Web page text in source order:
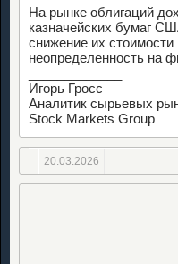
На рынке облигаций
казначейских бумаг
снижение их
неопределенность на
Игорь Гросс
Аналитик сырьевых
Stock Markets Group
20.03.2026